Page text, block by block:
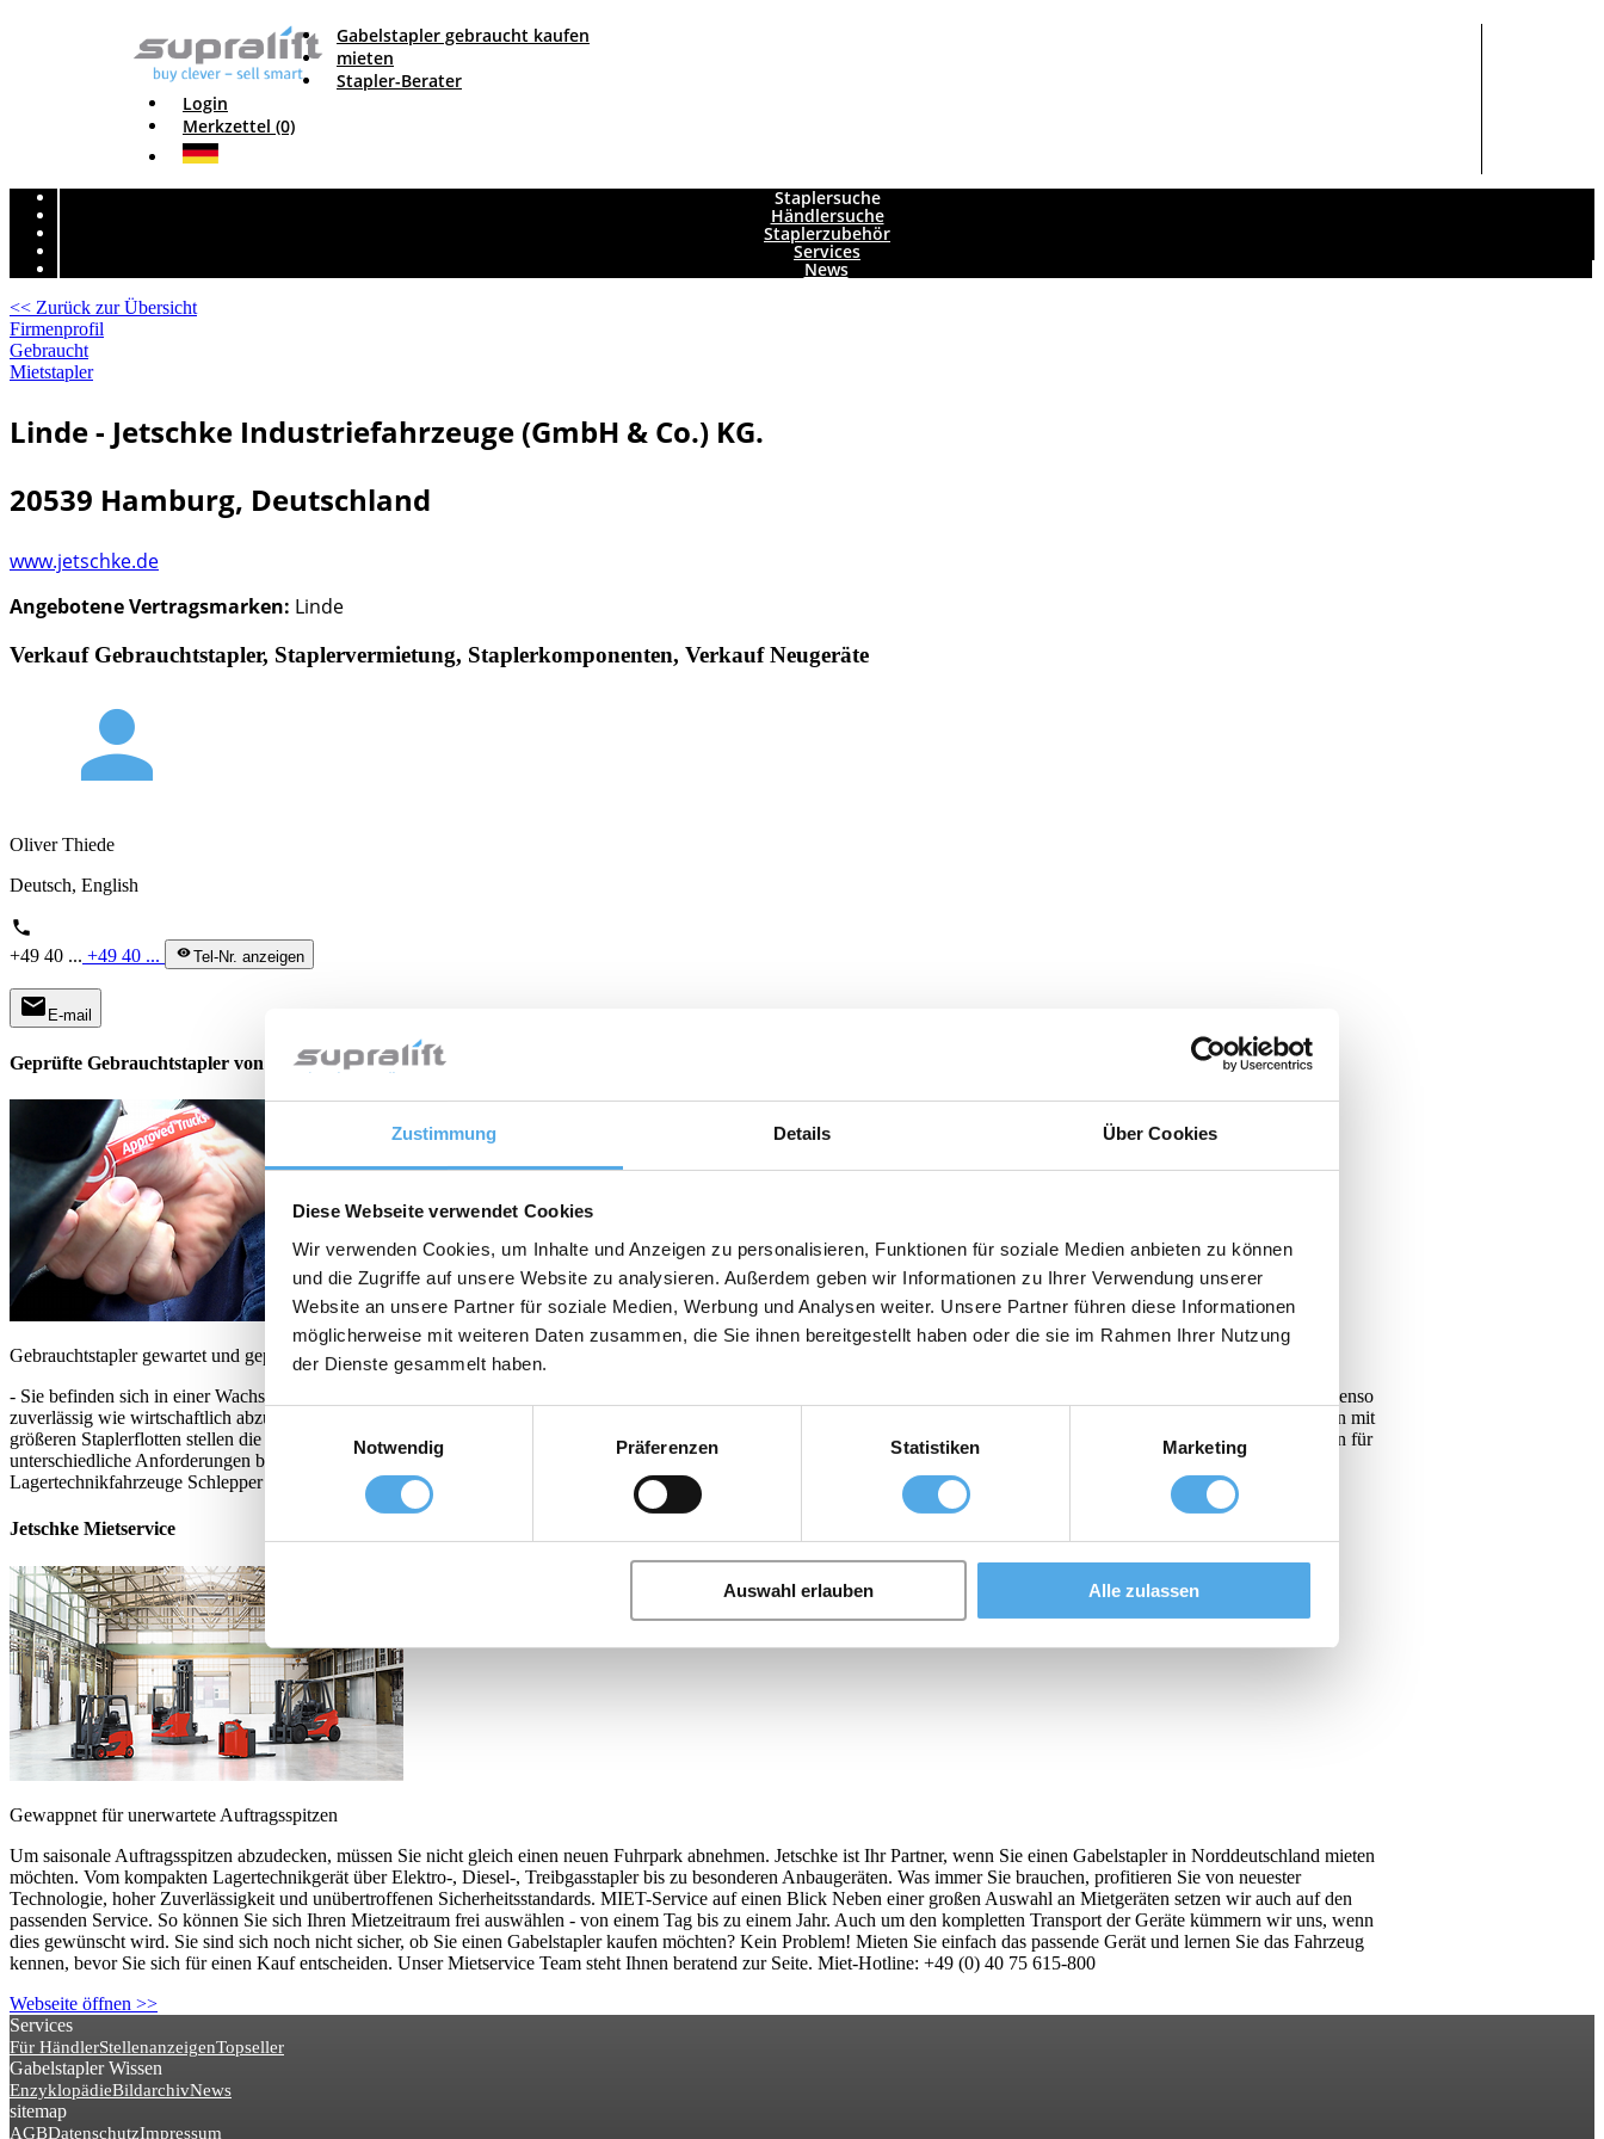
Zustimmung Details Über Cookies
Diese Webseite verwendet Cookies
Wir verwenden Cookies, um Inhalte und Anzeigen zu personalisieren, Funktionen für soziale Medien anbieten zu können
und die Zugriffe auf unsere Website zu analysieren. Außerdem geben wir Informationen zu Ihrer Verwendung unserer
Website an unsere Partner für soziale Medien, Werbung und Analysen weiter. Unsere Partner führen diese Informationen
möglicherweise mit weiteren Daten zusammen, die Sie ihnen bereitgestellt haben oder die sie im Rahmen Ihrer Nutzung
der Dienste gesammelt haben.
Einwilligungsauswahl
Notwendig
Präferenzen Statistiken Marketing
Auswahl erlauben Alle zulassen
Gabelstapler gebraucht kaufen
mieten
Stapler-Berater
Login
Merkzettel (0)
Staplersuche
Händlersuche
Staplerzubehör
Services
News
<< Zurück zur Übersicht
Firmenprofil
Gebraucht
Mietstapler
Linde - Jetschke Industriefahrzeuge (GmbH & Co.) KG.
20539 Hamburg, Deutschland
www.jetschke.de
Angebotene Vertragsmarken: Linde
Verkauf Gebrauchtstapler, Staplervermietung, Staplerkomponenten, Verkauf Neugeräte
person
Oliver Thiede
Deutsch, English
phone
+49 40 ... +49 40 ... visibilityTel-Nr. anzeigen
mail E-mail
Geprüfte Gebrauchtstapler von Jetschke
Gebrauchtstapler gewartet und geprüft nach Herstellerempfehlungen
- Sie befinden sich in einer Wachstumsphase? - Sie haben variierende Einsatzzeiten für Ihre Flurförderzeuge? - Sie suchen nach Möglichkeiten, Ihre speziellen Anforderungen ebenso
zuverlässig wie wirtschaftlich abzubilden? Hierfür sind geprüfte Gebrauchtstapler von Linde eine qualitative, hochwertige und kostengünstige Alternative. Auch für Unternehmen mit
größeren Staplerflotten stellen die Fahrzeuge eine sinnvolle Ergänzung dar, wenn es darum geht, einen bedarfsgerechten Mix aus Neugeräten und geprüften Gebrauchtfahrzeugen für
unterschiedliche Anforderungen bereitzustellen. Jetschke bietet eine enorme Auswahl an gebrauchten Flurförderzeugen wie z.B.: Diesel- und Treibgasstapler Elektrostapler
Lagertechnikfahrzeuge Schlepper Systemfahrzeuge Stapler für explosionsgeschützte Bereiche Containerstapler
Jetschke Mietservice
Gewappnet für unerwartete Auftragsspitzen
Um saisonale Auftragsspitzen abzudecken, müssen Sie nicht gleich einen neuen Fuhrpark abnehmen. Jetschke ist Ihr Partner, wenn Sie einen Gabelstapler in Norddeutschland mieten
möchten. Vom kompakten Lagertechnikgerät über Elektro-, Diesel-, Treibgasstapler bis zu besonderen Anbaugeräten. Was immer Sie brauchen, profitieren Sie von neuester
Technologie, hoher Zuverlässigkeit und unübertroffenen Sicherheitsstandards. MIET-Service auf einen Blick Neben einer großen Auswahl an Mietgeräten setzen wir auch auf den
passenden Service. So können Sie sich Ihren Mietzeitraum frei auswählen - von einem Tag bis zu einem Jahr. Auch um den kompletten Transport der Geräte kümmern wir uns, wenn
dies gewünscht wird. Sie sind sich noch nicht sicher, ob Sie einen Gabelstapler kaufen möchten? Kein Problem! Mieten Sie einfach das passende Gerät und lernen Sie das Fahrzeug
kennen, bevor Sie sich für einen Kauf entscheiden. Unser Mietservice Team steht Ihnen beratend zur Seite. Miet-Hotline: +49 (0) 40 75 615-800
Webseite öffnen >>
Services
Für HändlerStellenanzeigenTopseller
Gabelstapler Wissen
EnzyklopädieBildarchivNews
sitemap
AGBDatenschutzImpressum